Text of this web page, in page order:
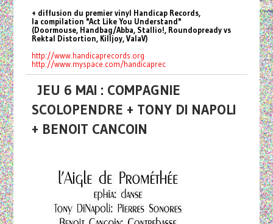
+ diffusion du premier vinyl Handicap Records,
la compilation "Act Like You Understand"
(Doormouse, Handbag/Abba, Stallio!, Roundopready vs
Rektal Distortion, Killjoy, ValaV)
http://www.handicaprecords.org
http://www.myspace.com/handicaprec
JEU 6 MAI : COMPAGNIE
SCOLOPENDRE + TONY DI NAPOLI
+ BENOIT CANCOIN